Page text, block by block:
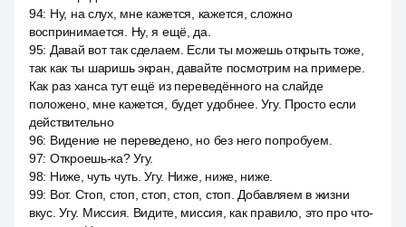
94: Ну, на слух, мне кажется, кажется, сложно
воспринимается. Ну, я ещё, да.
95: Давай вот так сделаем. Если ты можешь открыть тоже,
так как ты шаришь экран, давайте посмотрим на примере.
Как раз ханса тут ещё из переведённого на слайде
положено, мне кажется, будет удобнее. Угу. Просто если
действительно
96: Видение не переведено, но без него попробуем.
97: Откроешь-ка? Угу.
98: Ниже, чуть чуть. Угу. Ниже, ниже, ниже.
99: Вот. Стоп, стоп, стоп, стоп, стоп. Добавляем в жизни
вкус. Угу. Миссия. Видите, миссия, как правило, это про что-